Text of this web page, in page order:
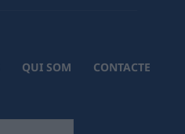
QUI SOM
CONTACTE